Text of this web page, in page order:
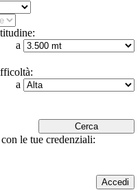
a
a
le tue credenziali: